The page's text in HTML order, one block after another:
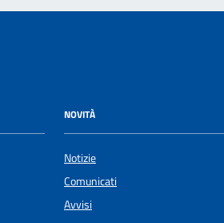
NOVITÀ
Notizie
Comunicati
Avvisi